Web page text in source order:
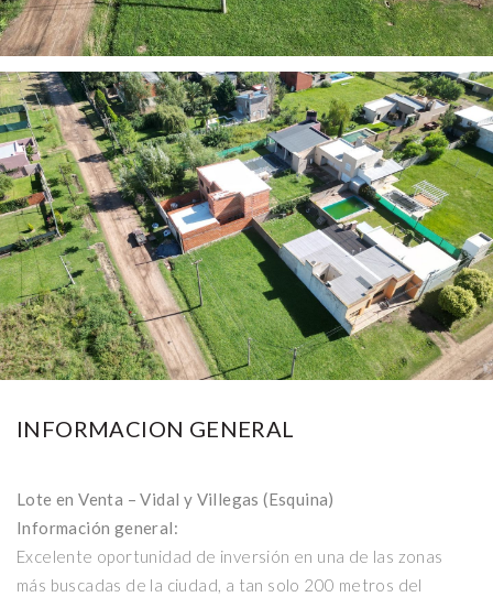
Ver 2 fotos más
INFORMACION GENERAL
Lote en Venta – Vidal y Villegas (Esquina)
Información general:
Excelente oportunidad de inversión en una de las zonas
más buscadas de la ciudad, a tan solo 200 metros del